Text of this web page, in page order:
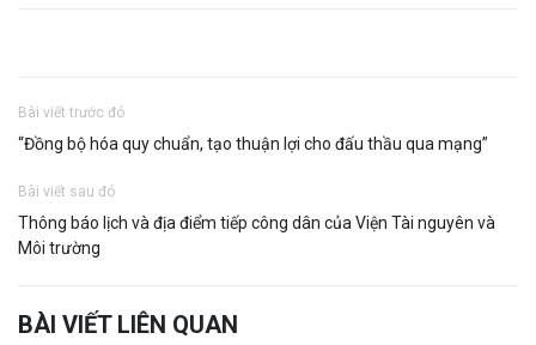
Bài viết trước đó
“Đồng bộ hóa quy chuẩn, tạo thuận lợi cho đấu thầu qua mạng”
Bài viết sau đó
Thông báo lịch và địa điểm tiếp công dân của Viện Tài nguyên và
Môi trường
BÀI VIẾT LIÊN QUAN